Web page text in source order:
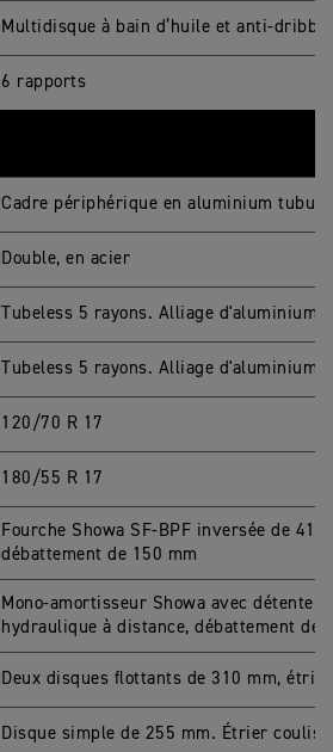
Multidisque à bain d’huile et anti-
6 rapports
Cadre périphérique en aluminium
Double, en acier
Tubeless 5 rayons. Alliage d'aluminium
Tubeless 5 rayons. Alliage d'aluminium
120/70 R 17
180/55 R 17
Fourche Showa SF-BPF inversée de 41
débattement de 150 mm
Mono-amortisseur Showa avec détente
hydraulique à distance, débattement de
Deux disques flottants de 310 mm,
Disque simple de 255 mm. Étrier